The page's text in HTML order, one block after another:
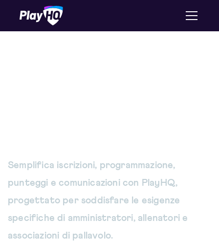
Semplifica iscrizioni, programmazione,
punteggi e comunicazioni con PlayHQ,
progettato per soddisfare le esigenze
specifiche di amministratori, allenatori e
associazioni di pallavolo.